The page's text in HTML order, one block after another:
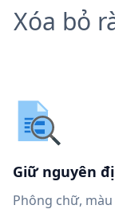
Xóa bỏ
Giữ nguyên
Phông chữ,